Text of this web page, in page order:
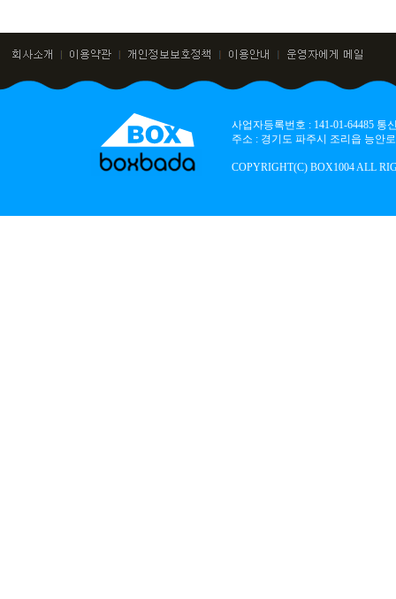
사업자등록번호 : 141-01-64485
주소 : 경기도 파주시 조리읍 능안
COPYRIGHT(C) BOX1004 ALL